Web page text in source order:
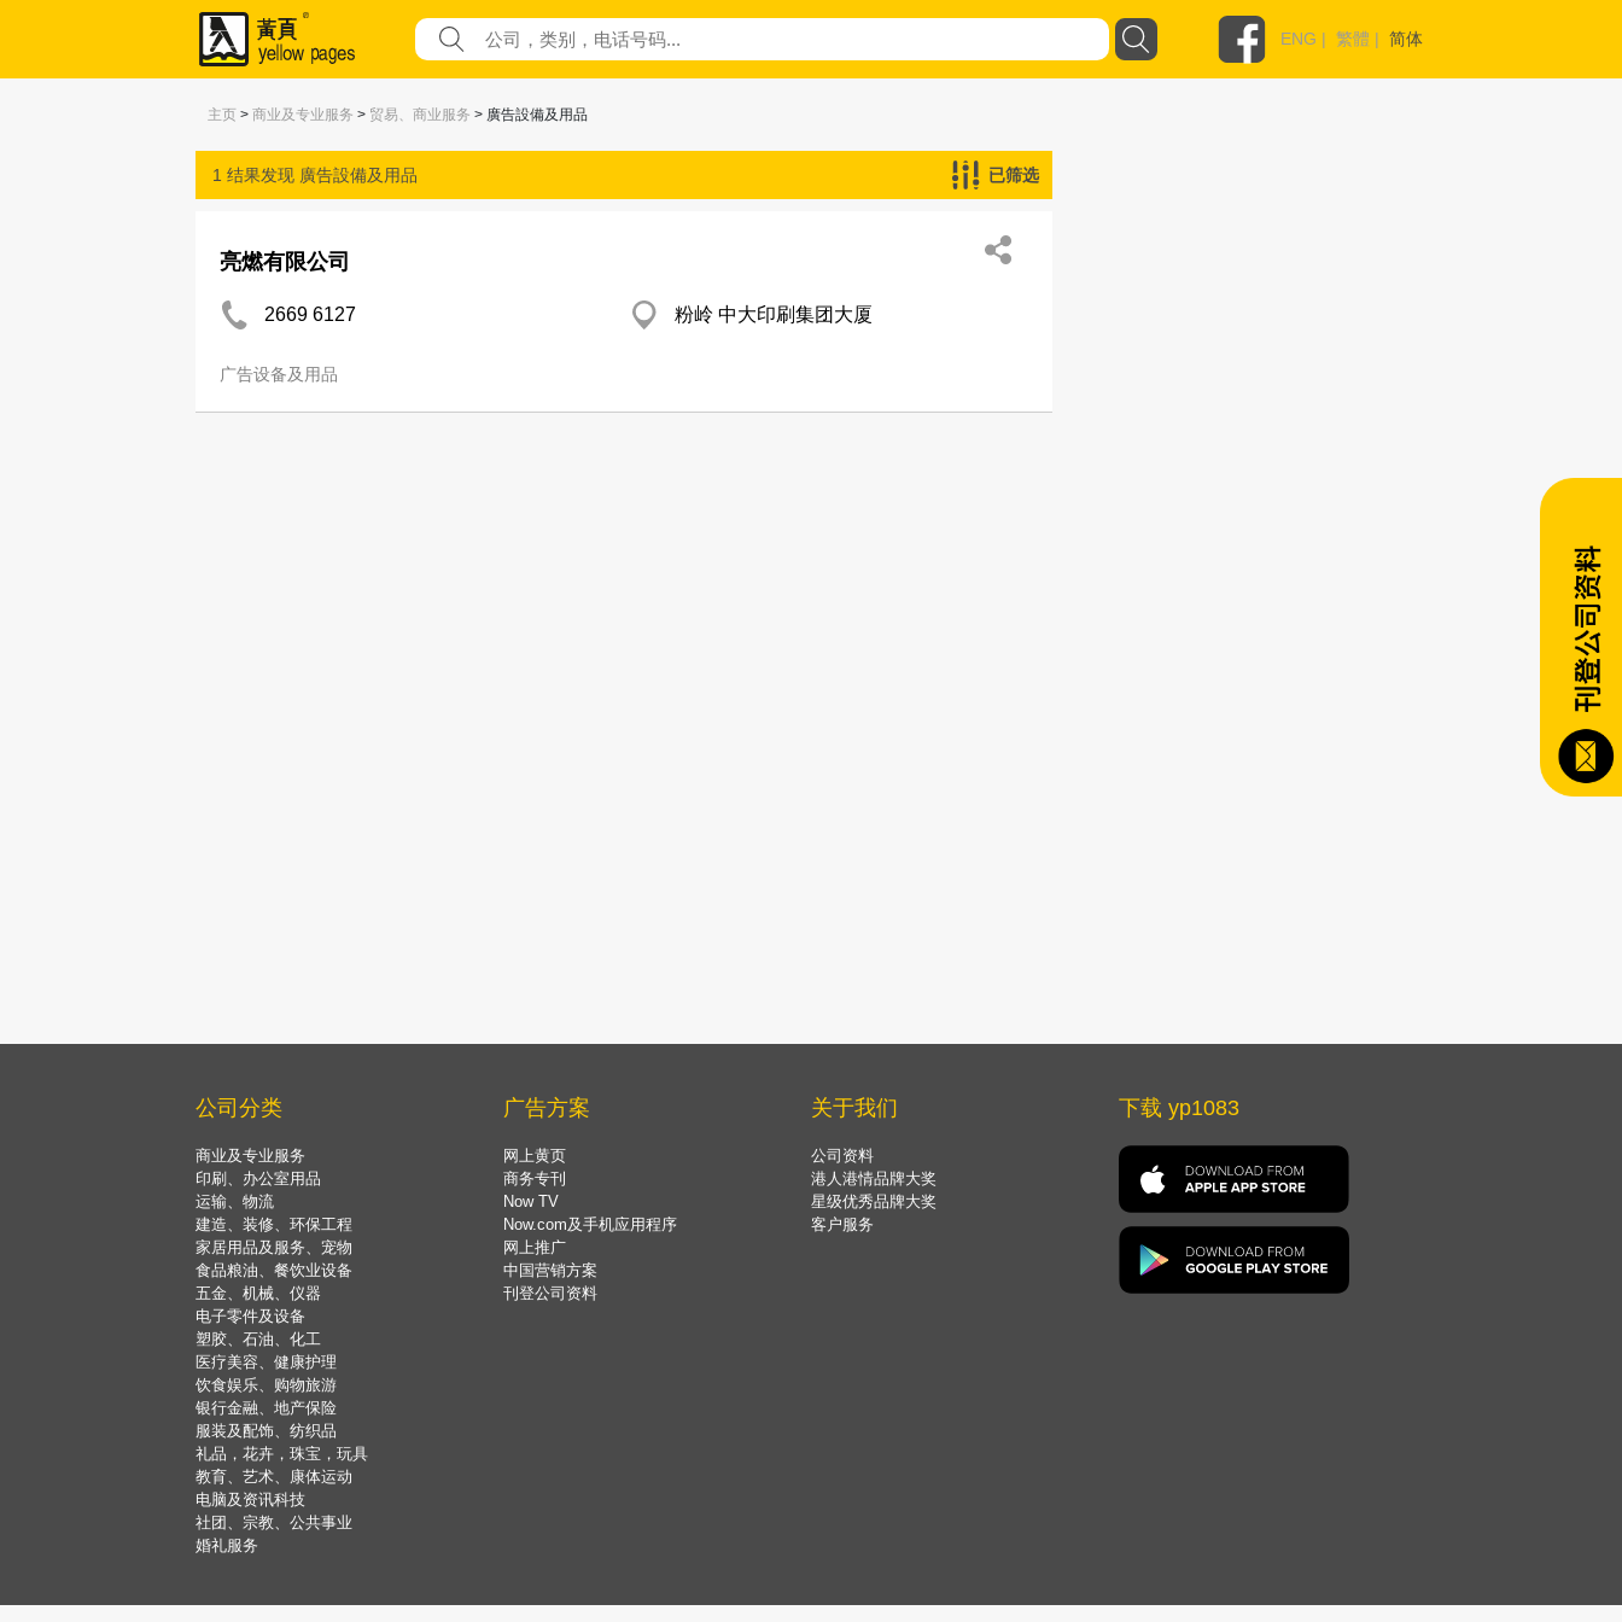
ENG | 繁體 | 简体
主页 > 商业及专业服务 > 贸易、商业服务 > 廣告設備及用品
1 结果发现 廣告設備及用品 已筛选
亮燃有限公司
2669 6127 粉岭 中大印刷集团大厦
广告设备及用品
公司分类
商业及专业服务
印刷、办公室用品
运输、物流
建造、装修、环保工程
家居用品及服务、宠物
食品粮油、餐饮业设备
五金、机械、仪器
电子零件及设备
塑胶、石油、化工
医疗美容、健康护理
饮食娱乐、购物旅游
银行金融、地产保险
服装及配饰、纺织品
礼品，花卉，珠宝，玩具
教育、艺术、康体运动
电脑及资讯科技
社团、宗教、公共事业
婚礼服务
广告方案
网上黄页
商务专刊
Now TV
Now.com及手机应用程序
网上推广
中国营销方案
刊登公司资料
关于我们
公司资料
港人港情品牌大奖
星级优秀品牌大奖
客户服务
下载 yp1083